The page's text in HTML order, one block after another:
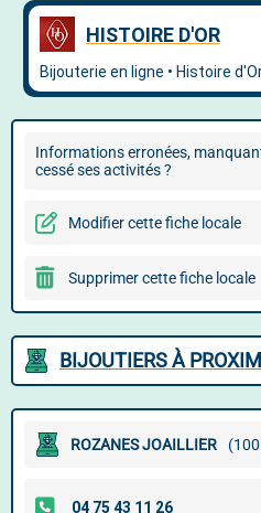
Informations erronées,
cessé ses activités ?
Modifier cette fiche locale
Supprimer cette fiche locale
BIJOUTIERS À
ROZANES JOAILLIER